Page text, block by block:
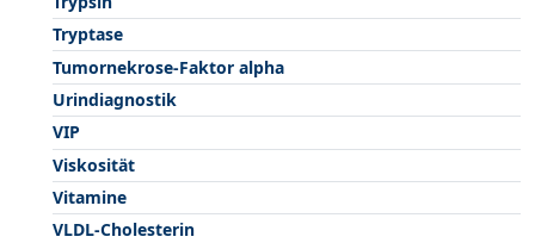
Tryptase
Tumornekrose-Faktor alpha
Urindiagnostik
VIP
Viskosität
Vitamine
VLDL-Cholesterin